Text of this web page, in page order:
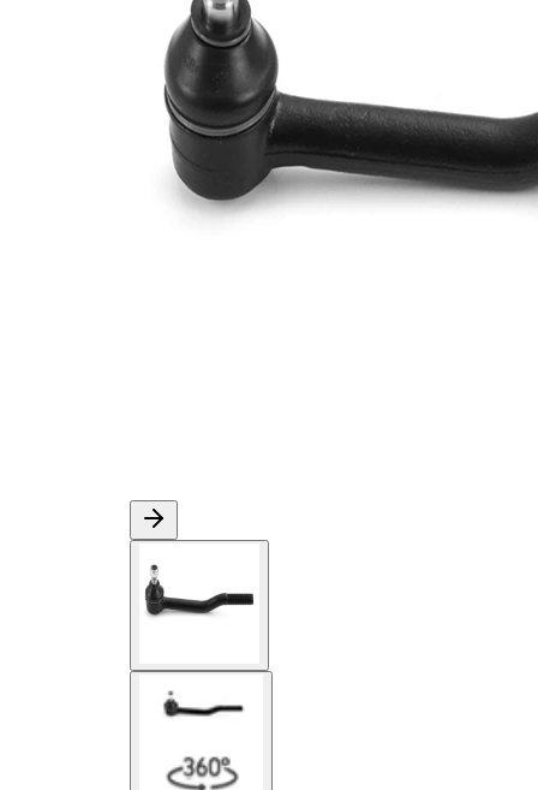
ürün/
İlave
açıklama
sentetik
yağ ile
Dişli
ölçüsü 1
M12 x
1,25